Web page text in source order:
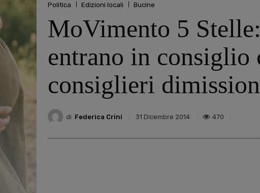
Politica Edizioni locali Bucine
MoVimento 5
entrano in consiglio
consiglieri
di Federica Crini 31 Dicembre 2014 470